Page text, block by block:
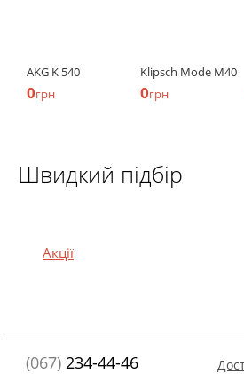
AKG K 540
0грн
Klipsch Mode M40
0грн
Швидкий підбір
Акції
(067) 234-44-46